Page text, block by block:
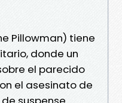
Pillowman) tiene
donde un
el parecido
el asesinato de